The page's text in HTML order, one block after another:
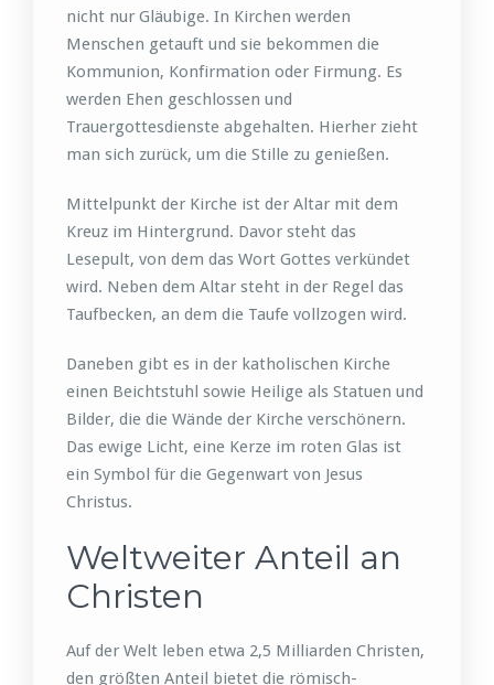
nicht nur Gläubige. In Kirchen werden
Menschen getauft und sie bekommen die
Kommunion, Konfirmation oder Firmung. Es
werden Ehen geschlossen und
Trauergottesdienste abgehalten. Hierher zieht
man sich zurück, um die Stille zu genießen.
Mittelpunkt der Kirche ist der Altar mit dem
Kreuz im Hintergrund. Davor steht das
Lesepult, von dem das Wort Gottes verkündet
wird. Neben dem Altar steht in der Regel das
Taufbecken, an dem die Taufe vollzogen wird.
Daneben gibt es in der katholischen Kirche
einen Beichtstuhl sowie Heilige als Statuen und
Bilder, die die Wände der Kirche verschönern.
Das ewige Licht, eine Kerze im roten Glas ist
ein Symbol für die Gegenwart von Jesus
Christus.
Weltweiter Anteil an
Christen
Auf der Welt leben etwa 2,5 Milliarden Christen,
den größten Anteil bietet die römisch-